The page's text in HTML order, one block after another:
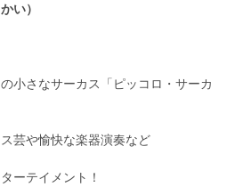
い）
小さなサーカス「ピッコロ・サーカ
芸や愉快な楽器演奏など
ーテイメント！